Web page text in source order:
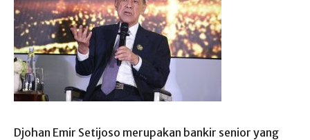
Djohan Emir Setijoso merupakan bankir senior yang